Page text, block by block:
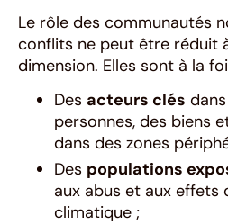
Le rôle des communautés
conflits ne peut être réduit
dimension. Elles sont à la
Des acteurs clés
personnes, des biens
dans des zones
Des populations
aux abus et aux effets
climatique ;